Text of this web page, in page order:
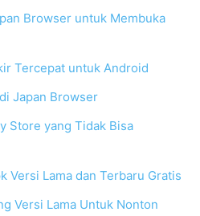
Browser untuk Membuka
Tercepat untuk Android
Japan Browser
Store yang Tidak Bisa
Versi Lama dan Terbaru Gratis
Versi Lama Untuk Nonton